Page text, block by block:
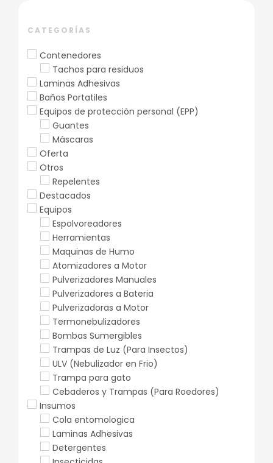
CATEGORÍAS
Contenedores
Tachos para residuos
Laminas Adhesivas
Baños Portatiles
Equipos de protección personal (EPP)
Guantes
Máscaras
Oferta
Otros
Repelentes
Destacados
Equipos
Espolvoreadores
Herramientas
Maquinas de Humo
Atomizadores a Motor
Pulverizadores Manuales
Pulverizadores a Bateria
Pulverizadoras a Motor
Termonebulizadores
Bombas Sumergibles
Trampas de Luz (Para Insectos)
ULV (Nebulizador en Frio)
Trampa para gato
Cebaderos y Trampas (Para Roedores)
Insumos
Cola entomologica
Laminas Adhesivas
Detergentes